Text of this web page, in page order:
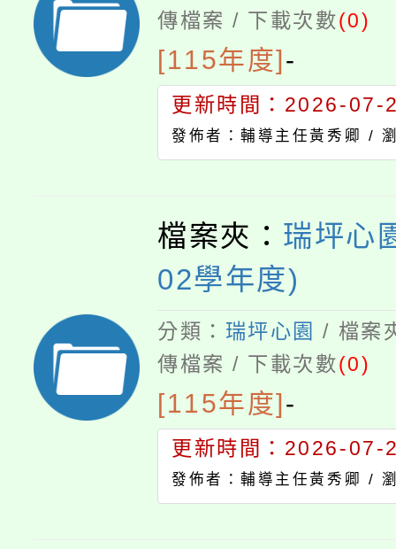
傳檔案 / 下載次數(0)
[115年度]-
更新時間：2026-07-
發佈者：輔導主任黃秀卿 /
檔案夾： 瑞坪心
02學年度)
分類： 瑞坪心園 / 檔案
傳檔案 / 下載次數(0)
[115年度]-
更新時間：2026-07-
發佈者：輔導主任黃秀卿 /